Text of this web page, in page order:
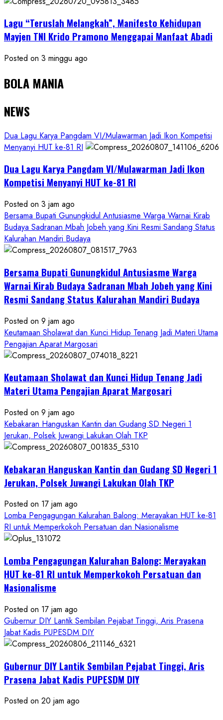
Lagu “Teruslah Melangkah”, Manifesto Kehidupan
Mayjen TNI Krido Pramono Menggapai Manfaat Abadi
Posted on 3 minggu ago
BOLA MANIA
NEWS
Dua Lagu Karya Pangdam VI/Mulawarman Jadi Ikon Kompetisi
Menyanyi HUT ke-81 RI
Dua Lagu Karya Pangdam VI/Mulawarman Jadi Ikon
Kompetisi Menyanyi HUT ke-81 RI
Posted on 3 jam ago
Bersama Bupati Gunungkidul Antusiasme Warga Warnai Kirab
Budaya Sadranan Mbah Jobeh yang Kini Resmi Sandang Status
Kalurahan Mandiri Budaya
Bersama Bupati Gunungkidul Antusiasme Warga
Warnai Kirab Budaya Sadranan Mbah Jobeh yang Kini
Resmi Sandang Status Kalurahan Mandiri Budaya
Posted on 9 jam ago
Keutamaan Sholawat dan Kunci Hidup Tenang Jadi Materi Utama
Pengajian Aparat Margosari
Keutamaan Sholawat dan Kunci Hidup Tenang Jadi
Materi Utama Pengajian Aparat Margosari
Posted on 9 jam ago
Kebakaran Hanguskan Kantin dan Gudang SD Negeri 1
Jerukan, Polsek Juwangi Lakukan Olah TKP
Kebakaran Hanguskan Kantin dan Gudang SD Negeri 1
Jerukan, Polsek Juwangi Lakukan Olah TKP
Posted on 17 jam ago
Lomba Pengagungan Kalurahan Balong: Merayakan HUT ke-81
RI untuk Memperkokoh Persatuan dan Nasionalisme
Lomba Pengagungan Kalurahan Balong: Merayakan
HUT ke-81 RI untuk Memperkokoh Persatuan dan
Nasionalisme
Posted on 17 jam ago
Gubernur DIY Lantik Sembilan Pejabat Tinggi, Aris Prasena
Jabat Kadis PUPESDM DIY
Gubernur DIY Lantik Sembilan Pejabat Tinggi, Aris
Prasena Jabat Kadis PUPESDM DIY
Posted on 20 jam ago